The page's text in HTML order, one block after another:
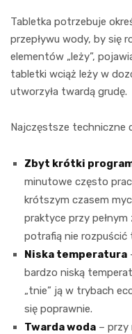
Tabletka potrzebuje
przepływu wody, by się
elementów „leży”,
tabletki wciąż leży w
utworzyła twardą grudę.
Najczęstsze techniczne
Zbyt krótki
minutowe często
krótszym czasem
praktyce przy pełnym
potrafią nie rozpuścić
Niska temperatura
bardzo niską
„tnie” ją w trybach
się poprawnie.
Twarda woda – przy